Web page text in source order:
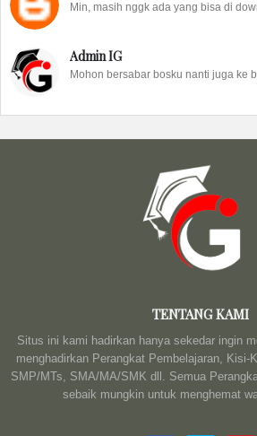
Min, masih nggk ada yang bisa di
Admin IG
Mohon bersabar bosku nanti juga ke
TENTANG KAMI
Situs ini kami hadirkan hanya sekedar ingin
menghadirkan Perangkat Pembelajaran, Kisi-
SMP/MTs, SMA/MA/SMK dll. Semua
sebaik mungkin untuk menghemat